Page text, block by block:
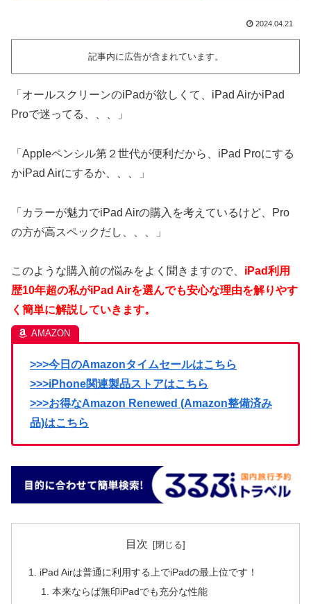
2024.04.21
記事内に広告が含まれています。
「オールスクリーンのiPadが欲しくて、iPad AirかiPad
Proで迷ってる、、、」
「Appleペンシル第２世代が便利だから、iPad Proにする
かiPad Airにするか、、、」
「カラーが魅力でiPad Airの購入を考えているけど、Pro
の方が高スペックだし、、、」
このような購入前の悩みをよく聞きますので、 iPad利用
歴10年超の私がiPad Airを選んでも安心な理由を解りやす
く簡単に解説していきます。
>>>今日のAmazonタイムセールはこちら
>>>iPhone関連製品ストアはこちら
>>>お得なAmazon Renewed (Amazon整備済み
品)はこちら
目次
iPad Airは普通に利用する上でiPadの最上位です！
本来ならば無印iPadでも充分な性能